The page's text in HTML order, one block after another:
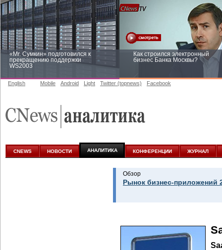
«Mr. Сумкин» подготовился к
прекращению поддержки
WS2003
Как строился электронный
бизнес Банка Москвы?
аналитике
English Mobile Android Light Twitter (topnews) Facebook
CNEWS НОВОСТИ АНАЛИТИКА КОНФЕРЕНЦИИ ЖУРНАЛ
Обзор
Рынок бизнес-приложений